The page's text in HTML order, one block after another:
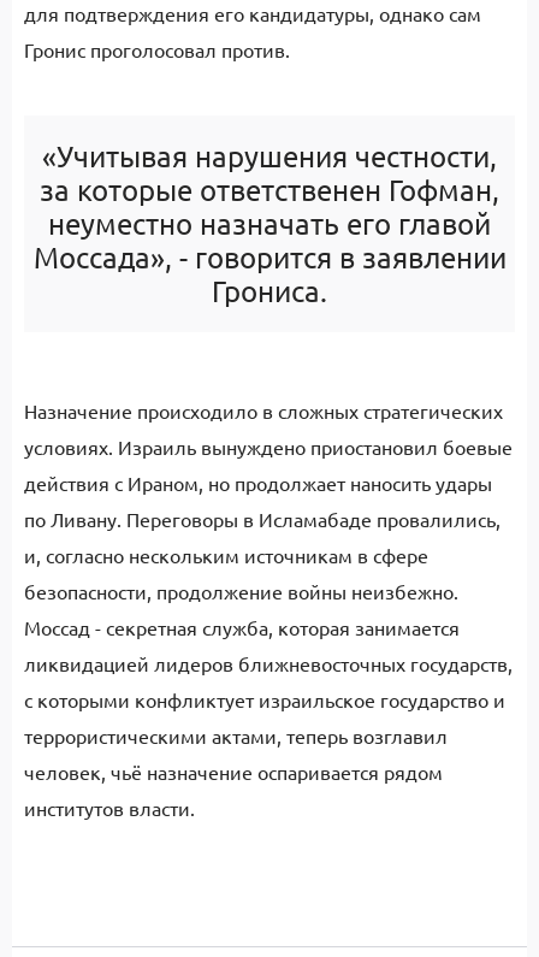
для подтверждения его кандидатуры, однако сам
Гронис проголосовал против.
«Учитывая нарушения честности,
за которые ответственен Гофман,
неуместно назначать его главой
Моссада», - говорится в заявлении
Грониса.
Назначение происходило в сложных стратегических
условиях. Израиль вынуждено приостановил боевые
действия с Ираном, но продолжает наносить удары
по Ливану. Переговоры в Исламабаде провалились,
и, согласно нескольким источникам в сфере
безопасности, продолжение войны неизбежно.
Моссад - секретная служба, которая занимается
ликвидацией лидеров ближневосточных государств,
с которыми конфликтует израильское государство и
террористическими актами, теперь возглавил
человек, чьё назначение оспаривается рядом
институтов власти.